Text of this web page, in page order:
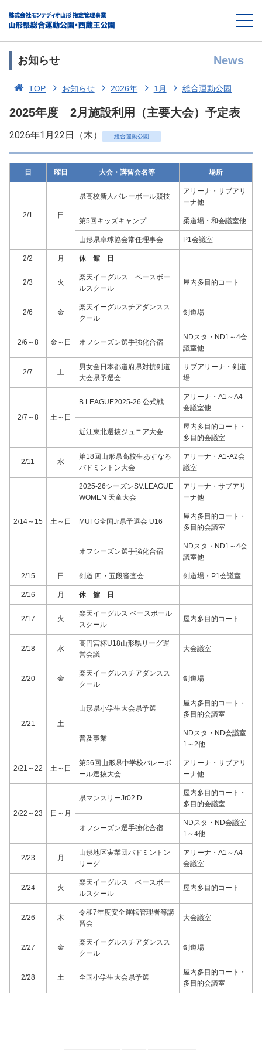
お知らせ News
TOP お知らせ 2026年 1月 総合運動公園
2025年度 2月施設利用（主要大会）予定表
2026年1月22日（木） 総合運動公園
日 曜日 大会・講習会名等 場所
2/1 日
県高校新人バレーボール競技
アリーナ・サブアリ
ーナ他
第5回キッズキャンプ 柔道場・和会議室他
山形県卓球協会常任理事会 P1会議室
2/2 月 休 館 日
2/3 火
楽天イーグルス ベースボー
ルスクール
屋内多目的コート
2/6 金
楽天イーグルスチアダンスス
クール
剣道場
2/6～8 金～日 オフシーズン選手強化合宿
NDスタ・ND1～4会
議室他
2/7 土
男女全日本都道府県対抗剣道
大会県予選会
サブアリーナ・剣道
場
2/7～8 土～日
B.LEAGUE2025-26 公式戦
アリーナ・A1～A4
会議室他
近江東北選抜ジュニア大会
屋内多目的コート・
多目的会議室
2/11 水
第18回山形県高校生あすなろ
バドミントン大会
アリーナ・A1-A2会
議室
2/14～15 土～日
2025-26シーズンSV.LEAGUE
WOMEN 天童大会
アリーナ・サブアリ
ーナ他
MUFG全国Jr県予選会 U16
屋内多目的コート・
多目的会議室
オフシーズン選手強化合宿
NDスタ・ND1～4会
議室他
2/15 日 剣道 四・五段審査会 剣道場・P1会議室
2/16 月 休 館 日
2/17 火
楽天イーグルス ベースボール
スクール
屋内多目的コート
2/18 水
高円宮杯U18山形県リーグ運
営会議
大会議室
2/20 金
楽天イーグルスチアダンスス
クール
剣道場
2/21 土
山形県小学生大会県予選
屋内多目的コート・
多目的会議室
普及事業
NDスタ・ND会議室
1～2他
2/21～22 土～日
第56回山形県中学校バレーボ
ール選抜大会
アリーナ・サブアリ
ーナ他
2/22～23 日～月
県マンスリーJr02 D
屋内多目的コート・
多目的会議室
オフシーズン選手強化合宿
NDスタ・ND会議室
1～4他
2/23 月
山形地区実業団バドミントン
リーグ
アリーナ・A1～A4
会議室
2/24 火
楽天イーグルス ベースボー
ルスクール
屋内多目的コート
2/26 木
令和7年度安全運転管理者等講
習会
大会議室
2/27 金
楽天イーグルスチアダンスス
クール
剣道場
2/28 土 全国小学生大会県予選
屋内多目的コート・
多目的会議室